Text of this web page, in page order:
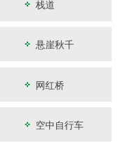
栈道
悬崖秋千
网红桥
空中自行车